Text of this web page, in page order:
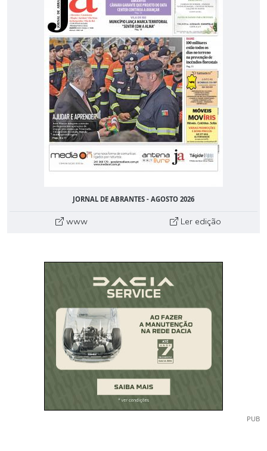
JORNAL DE ABRANTES - AGOSTO 2026
www Ler edição
PUB